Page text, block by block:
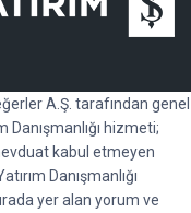
A.Ş. tarafından genel
Danışmanlığı hizmeti;
kabul etmeyen
Danışmanlığı
yer alan yorum ve